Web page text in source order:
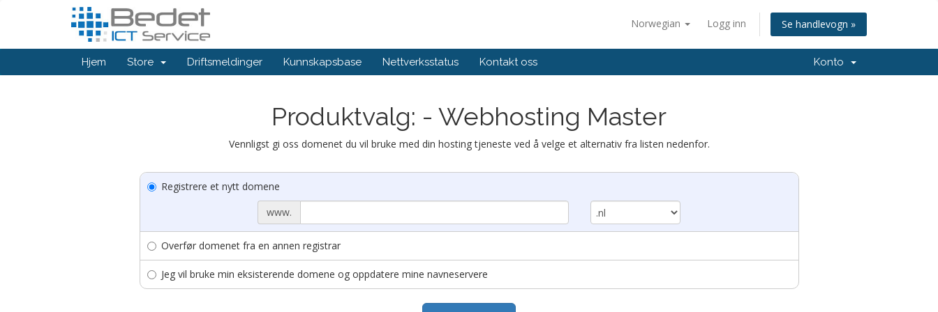
Norwegian Logg inn Se handlevogn »
Hjem Store Driftsmeldinger Kunnskapsbase Nettverksstatus Kontakt oss Konto
Produktvalg: - Webhosting Master
Vennligst gi oss domenet du vil bruke med din hosting tjeneste ved å velge et alternativ fra listen nedenfor.
Registrere et nytt domene
www.
Overfør domenet fra en annen registrar
Jeg vil bruke min eksisterende domene og oppdatere mine navneservere